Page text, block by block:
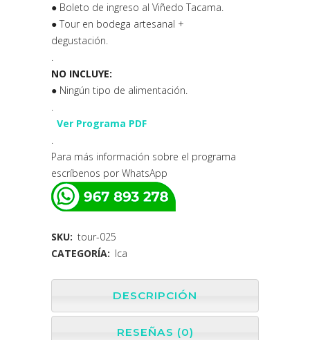
● Boleto de ingreso al Viñedo Tacama.
● Tour en bodega artesanal +
degustación.
.
NO INCLUYE:
● Ningún tipo de alimentación.
.
Ver Programa PDF
.
Para más información sobre el programa
escríbenos por WhatsApp
SKU: tour-025
CATEGORÍA: Ica
DESCRIPCIÓN
RESEÑAS (0)